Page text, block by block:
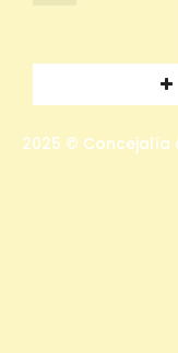
2025 © Concejalía